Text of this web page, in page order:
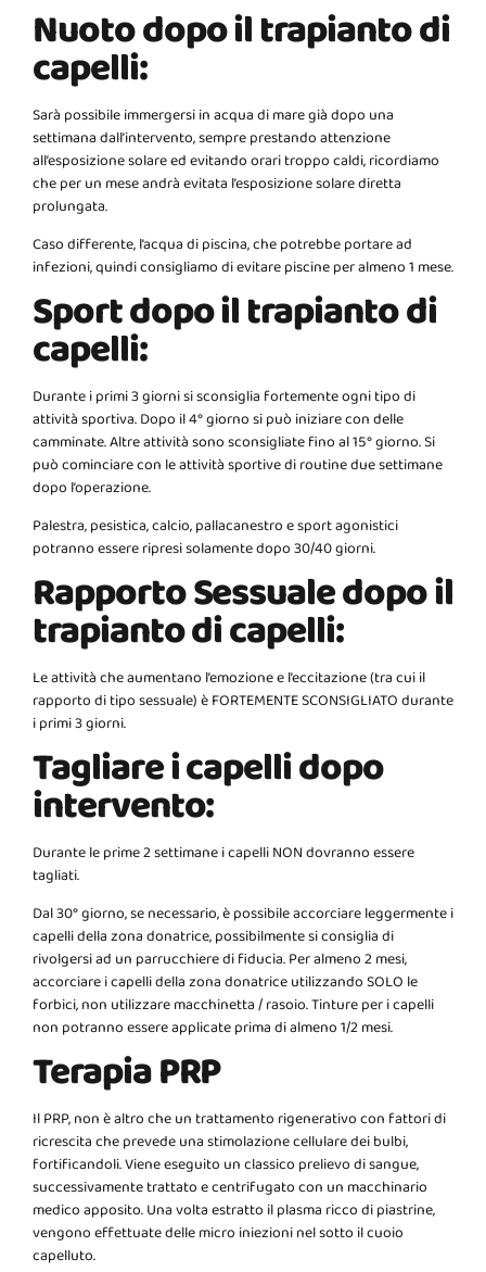
Nuoto dopo il trapianto di
capelli:
Sarà possibile immergersi in acqua di mare già dopo una
settimana dall’intervento, sempre prestando attenzione
all’esposizione solare ed evitando orari troppo caldi, ricordiamo
che per un mese andrà evitata l’esposizione solare diretta
prolungata.
Caso differente, l’acqua di piscina, che potrebbe portare ad
infezioni, quindi consigliamo di evitare piscine per almeno 1 mese.
Sport dopo il trapianto di
capelli:
Durante i primi 3 giorni si sconsiglia fortemente ogni tipo di
attività sportiva. Dopo il 4° giorno si può iniziare con delle
camminate. Altre attività sono sconsigliate fino al 15° giorno. Si
può cominciare con le attività sportive di routine due settimane
dopo l’operazione.
Palestra, pesistica, calcio, pallacanestro e sport agonistici
potranno essere ripresi solamente dopo 30/40 giorni.
Rapporto Sessuale dopo il
trapianto di capelli:
Le attività che aumentano l’emozione e l’eccitazione (tra cui il
rapporto di tipo sessuale) è FORTEMENTE SCONSIGLIATO durante
i primi 3 giorni.
Tagliare i capelli dopo
intervento:
Durante le prime 2 settimane i capelli NON dovranno essere
tagliati.
Dal 30° giorno, se necessario, è possibile accorciare leggermente i
capelli della zona donatrice, possibilmente si consiglia di
rivolgersi ad un parrucchiere di fiducia. Per almeno 2 mesi,
accorciare i capelli della zona donatrice utilizzando SOLO le
forbici, non utilizzare macchinetta / rasoio. Tinture per i capelli
non potranno essere applicate prima di almeno 1/2 mesi.
Terapia PRP
Il PRP, non è altro che un trattamento rigenerativo con fattori di
ricrescita che prevede una stimolazione cellulare dei bulbi,
fortificandoli. Viene eseguito un classico prelievo di sangue,
successivamente trattato e centrifugato con un macchinario
medico apposito. Una volta estratto il plasma ricco di piastrine,
vengono effettuate delle micro iniezioni nel sotto il cuoio
capelluto.